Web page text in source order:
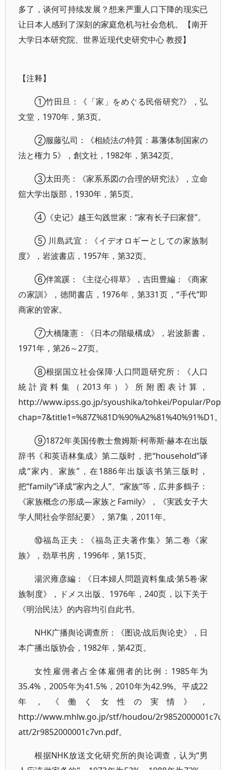
多了，谈何可持续发展？想来严重人口下降的现实已
让日本人感到了深刻的家庭危机与社会危机。【南开
大学日本研究院、世界近现代史研究中心 教授】
【注释】
①竹田旦：《「家」をめぐる民俗研究?》，弘
文堂，1970年，第3页。
②服藤弘司：《相続法の特質：幕藩体制国家の
法と権力 5》，創文社，1982年，第342页。
③太田亮：《家系系図の合理的研究法》，立命
舘大学出版部，1930年，第5页。
④《史记》越王勾践世家：“家有长子曰家督”。
⑤ 川島武宜：《イデオロギーとしての家族制
度》，岩波書店，1957年，第32页。
⑥伴篙蹊：《主従心得草》，吉田豊編：《商家
の家訓》，徳間書店，1976年，第331页，“手代”即
商家的管家。
⑦大橋隆憲：《日本の階級構成》，岩波新書，
1971年，第26～27页。
⑧根据国立社会保障·人口問題研究所：《人口
統計資料集（2013年）》所附图表计算，
http://www.ipss.go.jp/syoushika/tohkei/Popular/
chap=7&title1=%87Z%81D%90%A2%81%40%91%D1。
⑨1872年美国传教士詹姆斯·柯蒂斯·赫本在出版
辞书《和英语林集成》第二版时，把“household”译
成“家内、家族”，在1886年出版该书第三版时，
把“family”译成“家内之人”、“家族”等，広井多鶴子：
《家族概念の形成—家族とFamily》，《実践女子大
学人間社会学部紀要》，第7集，2011年。
⑩福岛正夫：《福岛正夫著作集》第二卷《家
族》，劲草书房，1996年，第15页。
湯沢雍彦編：《日本婦人問題資料集成·第5卷·家
族制度》，ドメス出版、1976年，240页，以下关于
《明治民法》的内容均引自此书。
NHK广播舆论调查所：《图说·战后舆论史》，日
本广播出版协会，1982年，第42页。
女性雇佣者占全体雇佣者的比例：1985年为
35.4%，2005年为41.5%，2010年为42.9%。平成22
年，《働く女性の実情》，
http://www.mhlw.go.jp/stf/houdou/
att/2r9852000001c7vn.pdf。
根据NHK放送文化研究所的舆论调查，认为“男